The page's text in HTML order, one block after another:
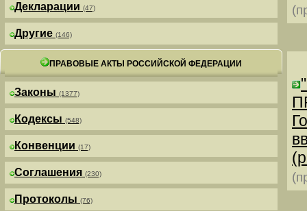
Декларации (47)
Другие (146)
ПРАВОВЫЕ АКТЫ РОССИЙСКОЙ ФЕДЕРАЦИИ
Законы (1377)
Кодексы (548)
Конвенции (17)
Соглашения (230)
Протоколы (76)